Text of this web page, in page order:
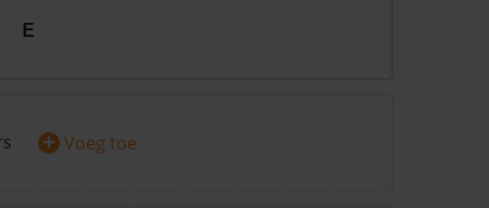
E
+ Voeg toe